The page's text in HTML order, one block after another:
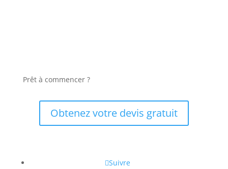
Prêt à commencer ?
Obtenez votre devis gratuit
Suivre